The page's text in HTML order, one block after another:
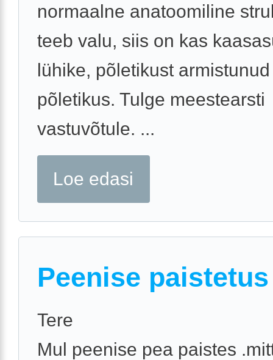
normaalne anatoomiline
teeb valu, siis on kas
lühike, põletikust
põletikus. Tulge meestearsti
vastuvõtule. ...
Loe edasi
Peenise paistetus
Tere
Mul peenise pea paistes